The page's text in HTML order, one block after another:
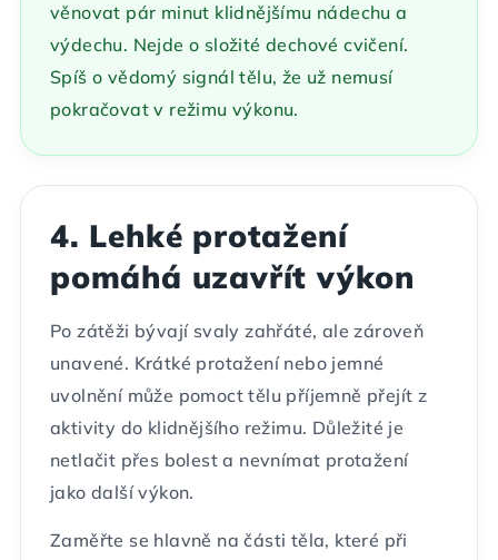
věnovat pár minut klidnějšímu nádechu a
výdechu. Nejde o složité dechové cvičení.
Spíš o vědomý signál tělu, že už nemusí
pokračovat v režimu výkonu.
4. Lehké protažení
pomáhá uzavřít výkon
Po zátěži bývají svaly zahřáté, ale zároveň
unavené. Krátké protažení nebo jemné
uvolnění může pomoct tělu příjemně přejít z
aktivity do klidnějšího režimu. Důležité je
netlačit přes bolest a nevnímat protažení
jako další výkon.
Zaměřte se hlavně na části těla, které při